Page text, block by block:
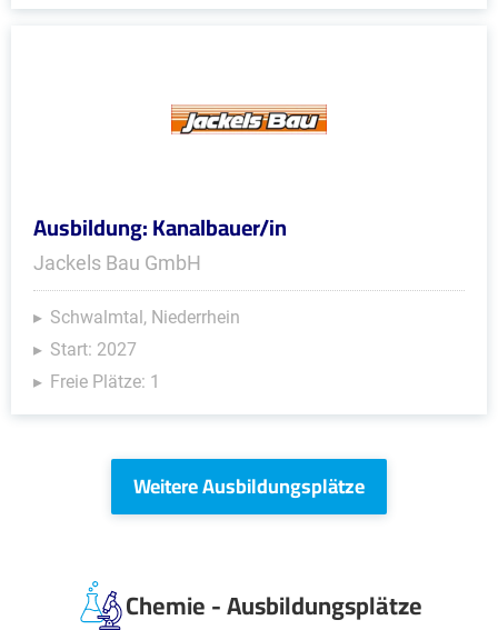
Ausbildung: Kanalbauer/in
Jackels Bau GmbH
Schwalmtal, Niederrhein
Start: 2027
Freie Plätze: 1
Weitere Ausbildungsplätze
Chemie - Ausbildungsplätze